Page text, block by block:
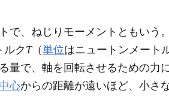
で、ねじりモーメントともいう
ルクT（単位はニュートンメート
量で、軸を回転させるための力
中心からの距離が遠いほど、小さ